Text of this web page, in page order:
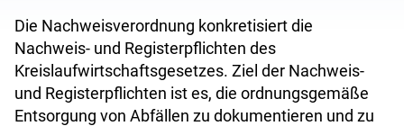
Die Nachweisverordnung konkretisiert die
Nachweis- und Registerpflichten des
Kreislaufwirtschaftsgesetzes. Ziel der Nachweis-
und Registerpflichten ist es, die ordnungsgemäße
Entsorgung von Abfällen zu dokumentieren und zu